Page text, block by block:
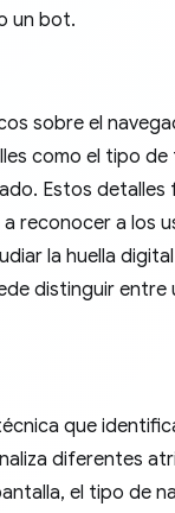
un bot.
sobre el
como el tipo
Estos detalles
reconocer a los
la huella
distinguir entre
que
diferentes
el tipo de